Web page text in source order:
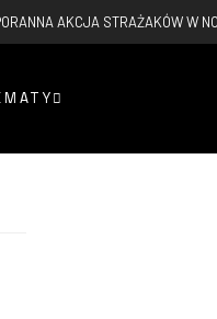
AKCJA STRAŻAKÓW W